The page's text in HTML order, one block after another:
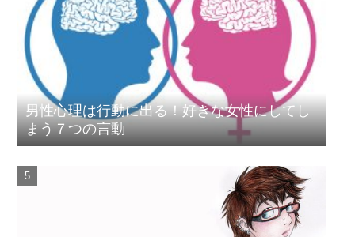
男性心理は行動に出る！好きな女性にしてし
まう７つの言動